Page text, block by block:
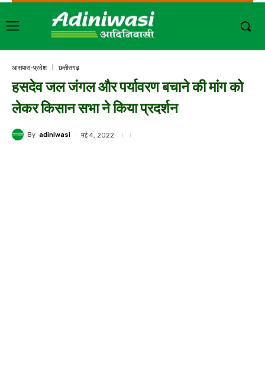
आसपास-प्रदेश छत्तीसगढ़
हसदेव जल जंगल और पर्यावरण बचाने की मांग को
लेकर किसान सभा ने किया प्रदर्शन
By adiniwasi मई 4, 2022